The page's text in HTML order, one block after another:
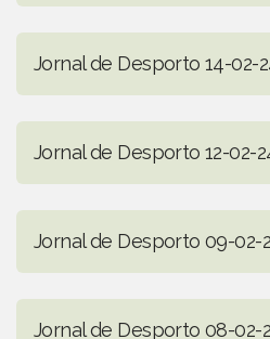
Jornal de Desporto 14-02-
Jornal de Desporto 12-02-
Jornal de Desporto 09-02-
Jornal de Desporto 08-02-